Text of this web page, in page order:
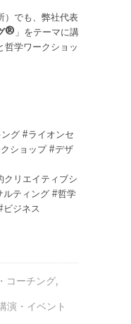
）でも、弊社代表
® 」をテーマに講
哲学ワークショッ
グ #ライオンセ
ショップ #デザ
リエイティブシ
ルティング #哲学
ビジネス
コーチング,
演・イベント